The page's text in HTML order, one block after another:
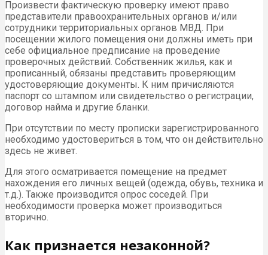
Произвести фактическую проверку имеют право
представители правоохранительных органов и/или
сотрудники территориальных органов МВД. При
посещении жилого помещения они должны иметь при
себе официальное предписание на проведение
проверочных действий. Собственник жилья, как и
прописанный, обязаны представить проверяющим
удостоверяющие документы. К ним причисляются
паспорт со штампом или свидетельство о регистрации,
договор найма и другие бланки.
При отсутствии по месту прописки зарегистрированного
необходимо удостовериться в том, что он действительно
здесь не живет.
Для этого осматривается помещение на предмет
нахождения его личных вещей (одежда, обувь, техника и
т.д.). Также производится опрос соседей. При
необходимости проверка может производиться
вторично.
Как признается незаконной?